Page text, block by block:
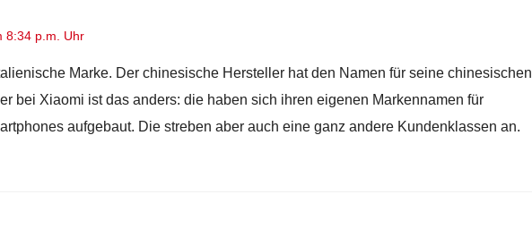
8:34 p.m. Uhr
Marke. Der chinesische Hersteller hat den Namen für seine chinesischen
bei Xiaomi ist das anders: die haben sich ihren eigenen Markennamen für
aufgebaut. Die streben aber auch eine ganz andere Kundenklassen an.